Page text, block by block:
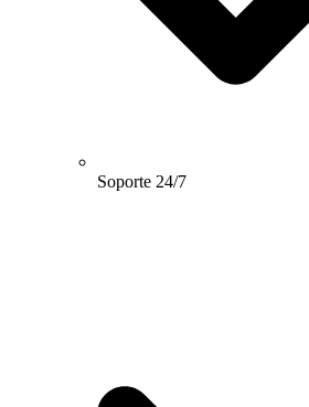
Soporte 24/7